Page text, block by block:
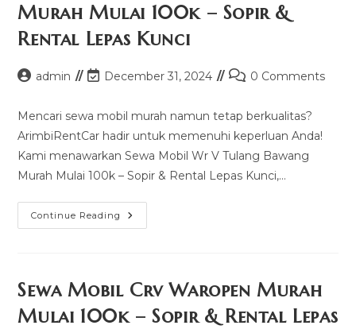
–
Sopir
&
Rental
Murah Mulai 100k – Sopir &
Rental Lepas Kunci
Postadmin
Post
modified:
December 31, 2024
Post0 Comments
Mencari sewa mobil murah namun tetap berkualitas?
ArimbiRentCar hadir untuk memenuhi keperluan Anda!
Kami menawarkan Sewa Mobil Wr V Tulang Bawang
Murah Mulai 100k – Sopir & Rental Lepas Kunci,…
Continue Reading Sewa
Mobil
Murah
Mulai
–
Sopir
Sewa Mobil Crv Waropen Murah
Mulai 100k – Sopir & Rental Lepas